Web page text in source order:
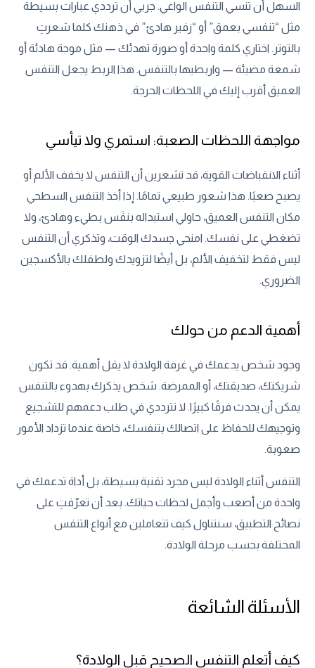
السهل أن تنسي التنفس الواعي. جربي أن ترددي عبارات بسيطة
مثل “تنفسي بعمق” أو “زفير هادئ” في ذهنك كلما شعرتِ
بالتوتر. اختاري كلمة واحدة أو صورة تهدئك — مثل موجة هادئة أو
شمعة مضيئة — واربطيها بالتنفس. هذا الربط يجعل التنفس
العميق أقرب إليك في اللحظات الحرجة.
مواجهة اللحظات الصعبة: استمري ولا تيأسي
أثناء الانقباضات القوية، قد تشعرين أن التنفس لا يخفف الألم أو
يصبح صعبًا. هذا شعور طبيعي تمامًا. إذا أخذ التنفس السطحي
مكان التنفس العميق، حاولي استبداله بنفَس بطيء وهادئ، ولا
تضغطي على نفسك. امنحي جسدك الوقت، وتذكري أن التنفس
ليس فقط لتخفيف الألم، بل أيضًا لتزويدك ولطفلك بالأكسجين
الضروري.
أهمية الدعم من حولك
وجود شخص يدعمك في غرفة الولادة لا يقل أهمية. قد تكون
شريكتك، صديقتك، أو الممرضة. شخص يذكرك بهدوء بالتنفس
يمكن أن يحدث فرقًا كبيرًا. لا تترددي في طلب دعمهم للتشجيع
وتوجيهك للحفاظ على اتصالك بتنفسك، خاصة عندما تزداد الأمور
صعوبة.
التنفس أثناء الولادة ليس مجرد تقنية بسيطة، بل أداة تدعمك في
واحدة من أصعب وأجمل لحظات حياتك. بعد أن تعرّفتِ على
نصائح التطبيق، سنتناول كيف تتعاملين مع أنواع التنفس
المختلفة بحسب مرحلة الولادة.
الأسئلة الشائعة
كيف أتعلم التنفس الصحيح قبل الولادة؟